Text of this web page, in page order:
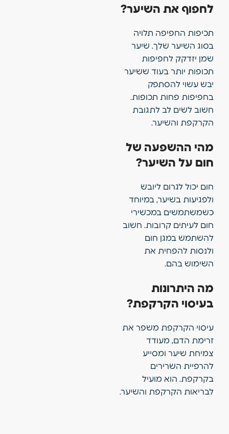
לחפוף את השיער?
תכיפות החפיפה תלויה
בסוג השיער שלך. שיער
שמן יזדקק לחפיפות
תכופות יותר בעוד ששיער
יבש עשוי להסתפק
בחפיפות פחות תכופות.
חשוב לשים לב לתגובת
הקרקפת והשיער.
מהי ההשפעה של
חום על השיער?
חום יכול לגרום ליובש
ולפגיעות בשיער, במיוחד
כשמשתמשים במכשירי
חום לעיתים קרובות. חשוב
להשתמש במגן חום
ולנסות להפחית את
השימוש בהם.
מה היתרונות
בעיסוי הקרקפת?
עיסוי הקרקפת משפר את
זרימת הדם, מעודד
צמיחת שיער ומסייע
להרפיית השרירים
בקרקפת. הוא מועיל
לבריאות הקרקפת והשיער.